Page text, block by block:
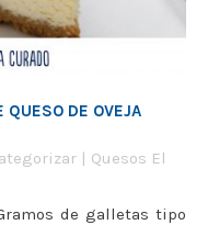
QUESO DE OVEJA
| Quesos El
Gramos de galletas tipo